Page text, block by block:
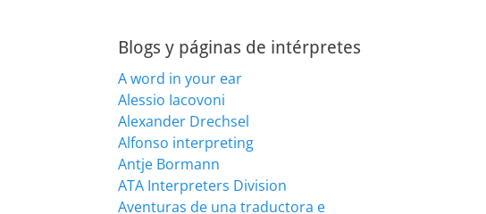
Blogs y páginas de intérpretes
A word in your ear
Alessio Iacovoni
Alexander Drechsel
Alfonso interpreting
Antje Bormann
ATA Interpreters Division
Aventuras de una traductora e